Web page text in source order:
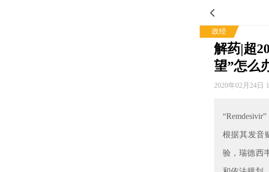
政经
解药|超
望”怎么
2020年02月24日
根据其发音
验，瑞德西